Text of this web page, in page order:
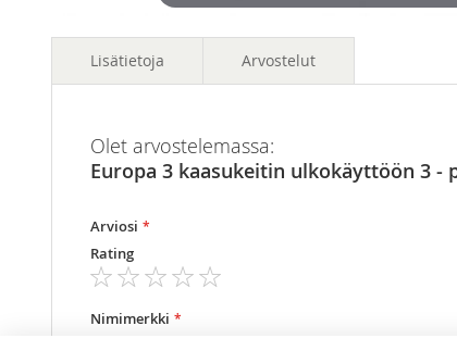
Lisätietoja
Mitat
81cm x 40cm x 16cm (lxsxk)
Polttimet
3kpl
Arvostelut
Olet arvostelemassa:
Europa 3 kaasukeitin
Arviosi
Rating
star
stars
stars
stars
stars
Nimimerkki